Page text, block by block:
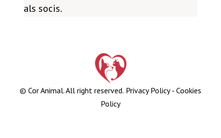
als socis.
© Cor Animal. All right reserved. Privacy Policy- Cookies
Policy